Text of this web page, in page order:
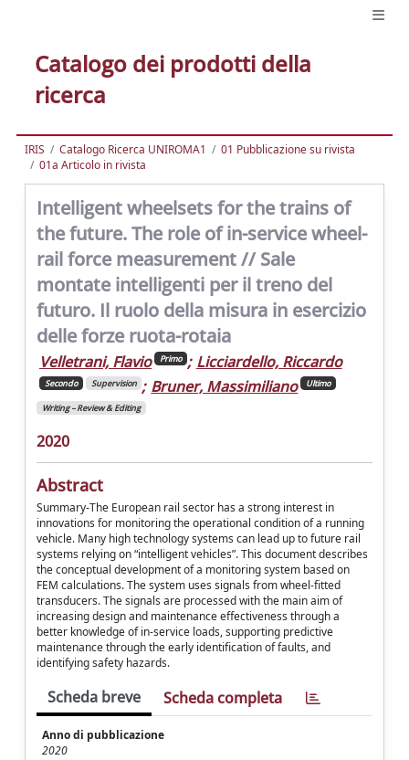
Catalogo dei prodotti della
ricerca
IRIS Catalogo Ricerca UNIROMA1
01 Pubblicazione su rivista
01a Articolo in rivista
Intelligent wheelsets for the trains of
the future. The role of in-service wheel-
rail force measurement // Sale
montate intelligenti per il treno del
futuro. Il ruolo della misura in esercizio
delle forze ruota-rotaia
Velletrani, Flavio Primo ; Licciardello, Riccardo
Secondo Supervision ; Bruner, Massimiliano Ultimo
Writing – Review & Editing
2020
Abstract
Summary-The European rail sector has a strong interest in
innovations for monitoring the operational condition of a running
vehicle. Many high technology systems can lead up to future rail
systems relying on “intelligent vehicles”. This document describes
the conceptual development of a monitoring system based on
FEM calculations. The system uses signals from wheel-fitted
transducers. The signals are processed with the main aim of
increasing design and maintenance effectiveness through a
better knowledge of in-service loads, supporting predictive
maintenance through the early identification of faults, and
identifying safety hazards.
Scheda breve Scheda completa
Anno di pubblicazione
2020